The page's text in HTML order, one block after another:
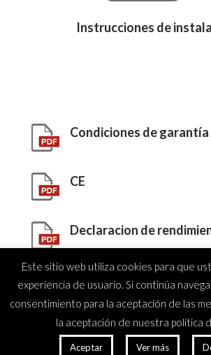
Instrucciones de
Condiciones de garantía
CE
Declaracion de
Certificado de higiene
Este sitio web utiliza cookies para que
experiencia de usuario. Si continúa
consentimiento para la aceptación de las
la aceptación de nuestra política
Aceptar Ver más